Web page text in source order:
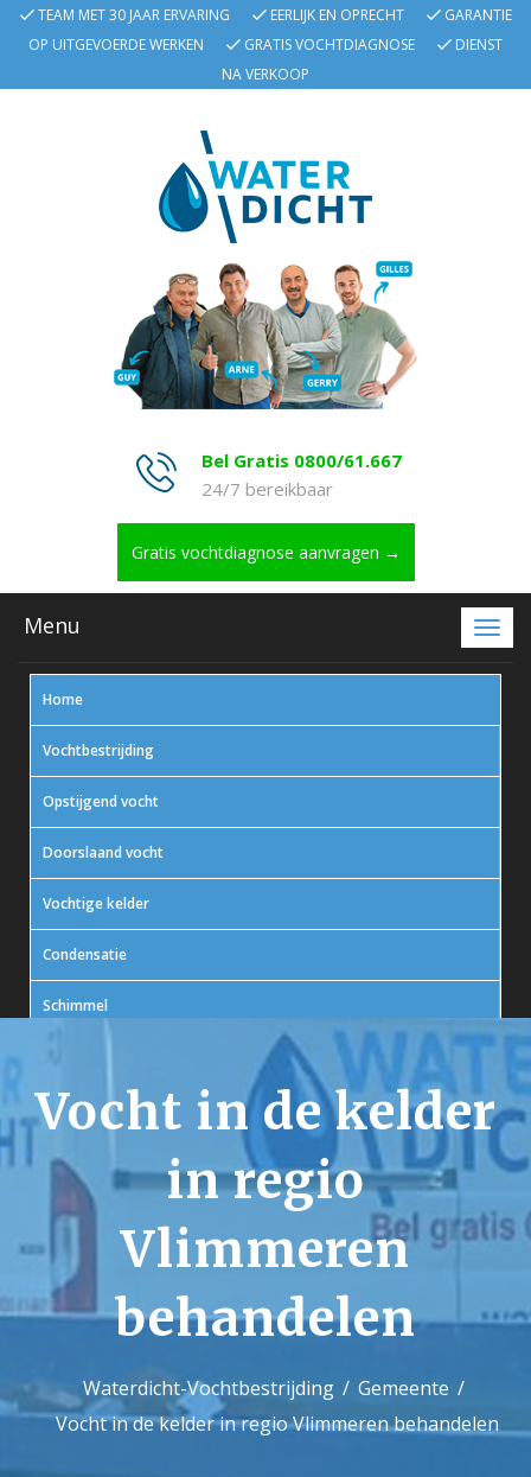
TEAM MET 30 JAAR ERVARING EERLIJK EN OPRECHT
GARANTIE
OP UITGEVOERDE WERKEN
GRATIS VOCHTDIAGNOSE
DIENST
NA VERKOOP
Bel Gratis 0800/61.667
24/7 bereikbaar
Gratis vochtdiagnose aanvragen →
Menu
Home
Vochtbestrijding
Opstijgend vocht
Doorslaand vocht
Vochtige kelder
Condensatie
Schimmel
Contact
Vocht in de kelder
in regio
Vlimmeren
behandelen
Waterdicht-Vochtbestrijding
Gemeente
Vocht in de kelder in regio Vlimmeren behandelen